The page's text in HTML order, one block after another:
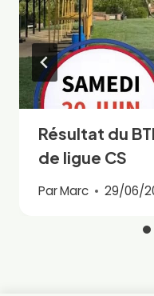
Résultat du
de ligue CS
ParMarc 29/06/